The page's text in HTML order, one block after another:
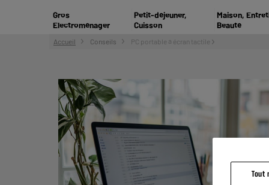
Gros
Electroménager
Petit-déjeuner,
Cuisson
Maison,
Beauté
Accueil Conseils PC portable à écran tactile
Tout